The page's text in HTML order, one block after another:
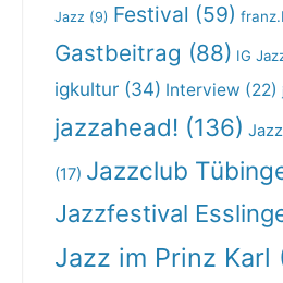
Jazz (9) Festival (59)
Gastbeitrag (88) IG
igkultur (34) Interview (22)
jazzahead! (136)
(17) Jazzclub
Jazzfestival
Jazz im Prinz Karl